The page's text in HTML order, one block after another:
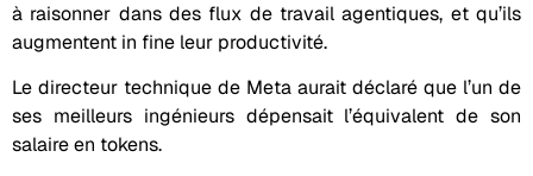
à raisonner dans des flux de travail agentiques, et qu’ils
augmentent in fine leur productivité.
Le directeur technique de Meta aurait déclaré que l’un de
ses meilleurs ingénieurs dépensait l’équivalent de son
salaire en tokens.